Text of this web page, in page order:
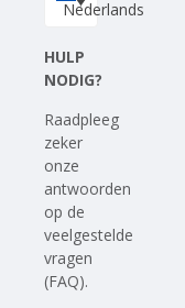
Nederlands
HULP
NODIG?
Raadpleeg
zeker
onze
antwoorden
op de
veelgestelde
vragen
(FAQ).